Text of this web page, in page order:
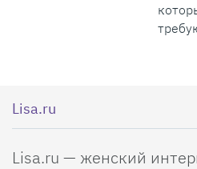
Lisa.ru
Lisa.ru — женский